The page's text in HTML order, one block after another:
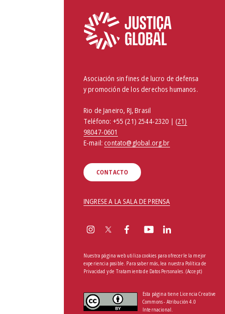
Asociación sin fines de lucro de defensa
y promoción de los derechos humanos.
Rio de Janeiro, RJ, Brasil
Teléfono: +55 (21) 2544-2320 | (21)
98047-0601
E-mail:contato@global.org.br
CONTACTO
INGRESE A LA SALA DE PRENSA
Nuestra página web utiliza cookies para ofrecerle la mejor
experiencia posible. Para saber más, lea nuestra Política de
Privacidad y de Tratamiento de Datos Personales. (Accept)
Esta página tiene Licencia Creative
Commons - Atribución 4.0
Internacional.